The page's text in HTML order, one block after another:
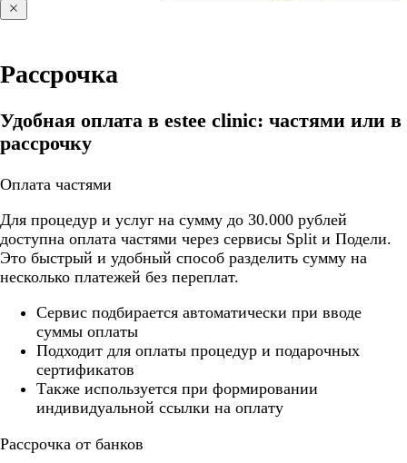
Рассрочка
Удобная оплата в estee clinic: частями или в
рассрочку
Оплата частями
Для процедур и услуг на сумму до 30.000 рублей
доступна оплата частями через сервисы Split и Подели.
Это быстрый и удобный способ разделить сумму на
несколько платежей без переплат.
Cервис подбирается автоматически при вводе
суммы оплаты
Подходит для оплаты процедур и подарочных
сертификатов
Также используется при формировании
индивидуальной ссылки на оплату
Рассрочка от банков